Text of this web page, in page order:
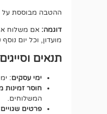
ההטבה מבוססת על צבירה של 25 נקודות מועדון עבור כל יום של המתנה, החל מיום
דוגמה:
מועדון, וכל יום נוסף של
תנאים
ימי עסקים:
חוסר זמינות
המשלוחים.
פרטים שגויים